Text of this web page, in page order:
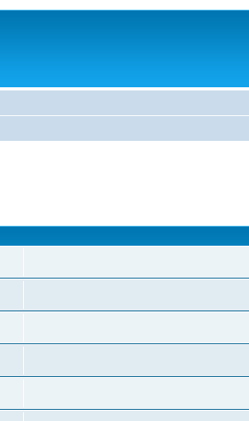
ردود
ردود
ردود
ردود
ردود